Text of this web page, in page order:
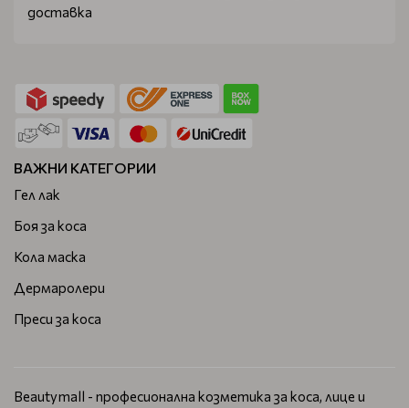
доставка
ВАЖНИ КАТЕГОРИИ
Гел лак
Боя за коса
Кола маска
Дермаролери
Преси за коса
Beautymall - професионална козметика за коса, лице и